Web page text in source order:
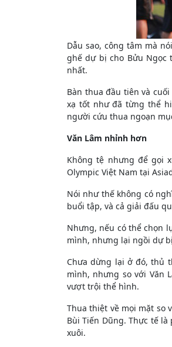
Dẫu sao, công tâm mà
ghế dự bị cho Bửu Ngọc
nhất.
Bàn thua đầu tiên và
xạ tốt như đã từng thể
người cứu thua ngoạn
Văn Lâm nhỉnh hơn
Không tệ nhưng để gọi
Olympic Việt Nam tại
Nói như thế không có
buổi tập, và cả giải đấu
Nhưng, nếu có thể chọn
mình, nhưng lại ngồi dự
Chưa dừng lại ở đó, thủ
mình, nhưng so với Văn
vượt trội thể hình.
Thua thiệt về mọi mặt so
Bùi Tiến Dũng. Thực tế
xuôi.